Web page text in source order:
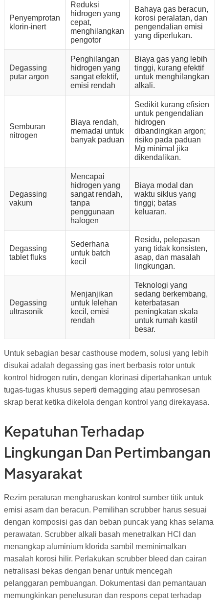
Penyemprotan
klorin-inert
Reduksi
hidrogen yang
cepat,
menghilangkan
pengotor
Bahaya gas beracun,
korosi peralatan, dan
pengendalian emisi
yang diperlukan.
Degassing
putar argon
Penghilangan
hidrogen yang
sangat efektif,
emisi rendah
Biaya gas yang lebih
tinggi, kurang efektif
untuk menghilangkan
alkali.
Semburan
nitrogen
Biaya rendah,
memadai untuk
banyak paduan
Sedikit kurang efisien
untuk pengendalian
hidrogen
dibandingkan argon;
risiko pada paduan
Mg minimal jika
dikendalikan.
Degassing
vakum
Mencapai
hidrogen yang
sangat rendah,
tanpa
penggunaan
halogen
Biaya modal dan
waktu siklus yang
tinggi; batas
keluaran.
Degassing
tablet fluks
Sederhana
untuk batch
kecil
Residu, pelepasan
yang tidak konsisten,
asap, dan masalah
lingkungan.
Degassing
ultrasonik
Menjanjikan
untuk lelehan
kecil, emisi
rendah
Teknologi yang
sedang berkembang,
keterbatasan
peningkatan skala
untuk rumah kastil
besar.
Untuk sebagian besar casthouse modern, solusi yang lebih
disukai adalah degassing gas inert berbasis rotor untuk
kontrol hidrogen rutin, dengan klorinasi dipertahankan untuk
tugas-tugas khusus seperti demagging atau pemrosesan
skrap berat ketika dikelola dengan kontrol yang direkayasa.
Kepatuhan Terhadap
Lingkungan Dan Pertimbangan
Masyarakat
Rezim peraturan mengharuskan kontrol sumber titik untuk
emisi asam dan beracun. Pemilihan scrubber harus sesuai
dengan komposisi gas dan beban puncak yang khas selama
perawatan. Scrubber alkali basah menetralkan HCl dan
menangkap aluminium klorida sambil meminimalkan
masalah korosi hilir. Perlakukan scrubber bleed dan cairan
netralisasi bekas dengan benar untuk mencegah
pelanggaran pembuangan. Dokumentasi dan pemantauan
memungkinkan penelusuran dan respons cepat terhadap